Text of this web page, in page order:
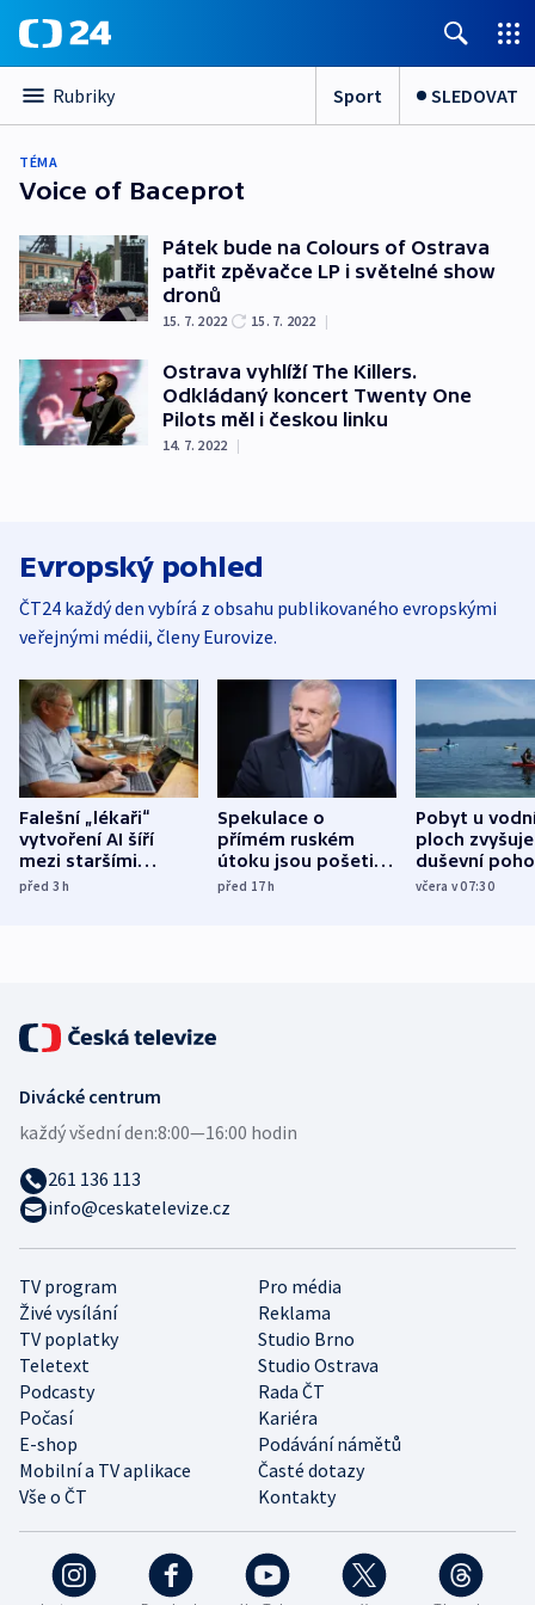
Rubriky Sport SLEDOVAT
TÉMA
Voice of Baceprot
Pátek bude na Colours of Ostrava
patřit zpěvačce LP i světelné show
dronů
15. 7. 2022 15. 7. 2022 |
Ostrava vyhlíží The Killers.
Odkládaný koncert Twenty One
Pilots měl i českou linku
14. 7. 2022 |
Evropský pohled
ČT24 každý den vybírá z obsahu publikovaného evropskými
veřejnými médii, členy Eurovize.
Falešní „lékaři“
vytvoření AI šíří
mezi staršími
Poláky nebezpečné
před 3h
Spekulace o
přímém ruském
útoku jsou pošetilé,
míní estonský
před 17h
Pobyt u
ploch zvyšuje
duševní
ukázala
včera v 07:30
TV program
Pro média
Živé vysílání
Reklama
TV poplatky
Studio Brno
Teletext
Studio Ostrava
Podcasty
Rada ČT
Počasí
Kariéra
E-shop
Podávání námětů
Mobilní a TV aplikace
Časté dotazy
Vše o ČT
Kontakty
Divácké centrum
každý všední den:8:00—16:00 hodin
261 136 113
info@ceskatelevize.cz